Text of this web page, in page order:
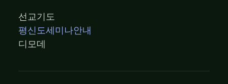
선교기도
평신도세미나안내
디모데